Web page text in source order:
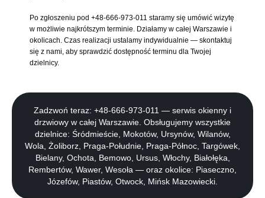
Po zgłoszeniu pod +48-666-973-011 staramy się umówić wizytę
w możliwie najkrótszym terminie. Działamy w całej Warszawie i
okolicach. Czas realizacji ustalamy indywidualnie — skontaktuj
się z nami, aby sprawdzić dostępność terminu dla Twojej
dzielnicy.
Zadzwoń teraz: +48-666-973-011 — serwis okienny i
drzwiowy w całej Warszawie. Obsługujemy wszystkie
dzielnice: Śródmieście, Mokotów, Ursynów, Wilanów,
Wola, Żoliborz, Praga-Południe, Praga-Północ, Targówek,
Bielany, Ochota, Bemowo, Ursus, Włochy, Białołęka,
Rembertów, Wawer, Wesoła — oraz okolice: Piaseczno,
Józefów, Piastów, Otwock, Mińsk Mazowiecki.